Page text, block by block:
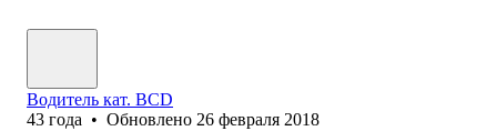
Водитель кат. ВСD
43 года • Обновлено 26 февраля 2018